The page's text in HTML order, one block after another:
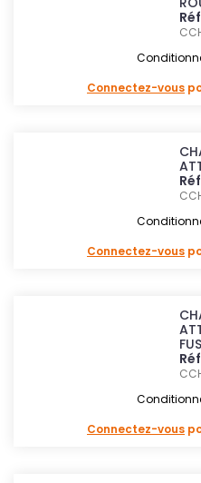
Connectez-vous
Connectez-vous
Connectez-vous